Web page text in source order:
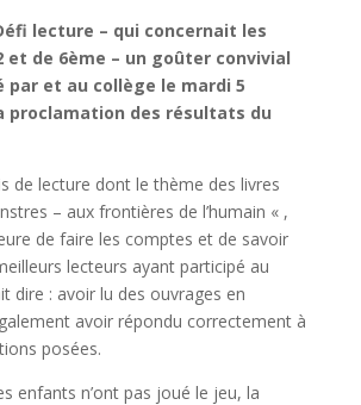
lecture – qui concernait les
et de 6ème – un goûter convivial
et au collège le mardi 5
proclamation des résultats du
de lecture dont le thème des livres
– aux frontières de l’humain « ,
de faire les comptes et de savoir
lecteurs ayant participé au
dire : avoir lu des ouvrages en
avoir répondu correctement à
posées.
enfants n’ont pas joué le jeu, la